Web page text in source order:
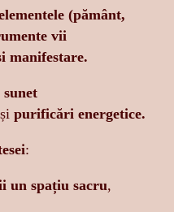
(pământ,
vii
manifestare.
sunet
și purificări energetice.
:
un spațiu sacru,